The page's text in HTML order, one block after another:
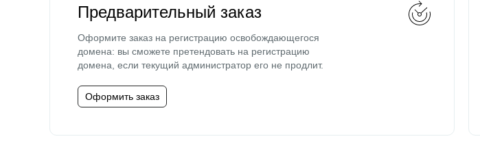
Предварительный заказ
Оформите заказ на регистрацию освобождающегося
домена: вы сможете претендовать на регистрацию
домена, если текущий администратор его не продлит.
Оформить заказ